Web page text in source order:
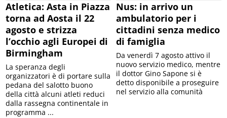
Atletica: Asta in Piazza
torna ad Aosta il 22
agosto e strizza
l’occhio agli Europei di
Birmingham
La speranza degli
organizzatori è di portare sulla
pedana del salotto buono
della città alcuni atleti reduci
dalla rassegna continentale in
programma ...
Nus: in arrivo un
ambulatorio per i
cittadini senza medico
di famiglia
Da venerdì 7 agosto attivo il
nuovo servizio medico, mentre
il dottor Gino Sapone si è
detto disponibile a proseguire
nel servizio alla comunità